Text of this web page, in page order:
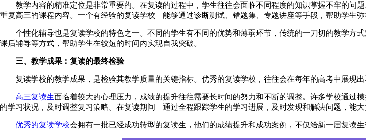
教学内容的精准定位是非常重要的。在复读的过程中，学生往往会面临不同程度的知识掌握不牢的问
重复高三的课程内容。一个有经验的复读学校，能够通过诊断测试、错题集、专题讲座等手段，帮助学生弥
个性化辅导也是复读学校的特色之一。不同的学生有不同的优势和薄弱环节，传统的一刀切的教学方式
课后辅导等方式，帮助学生在较短的时间内实现自我突破。
三、教学成果：复读的最终检验
复读学校的教学成果，是检验其教学质量的关键指标。优秀的复读学校，往往会在每年的高考中展现出
高三复读生面临着较大的心理压力，成绩的提升往往需要长时间的努力和不断的调整。许多学校通过
的学习状况，及时调整复习策略。在复读期间，通过全程跟踪学生的学习进展，及时发现和解决问题，能大
优秀的复读学校会拥有一批已经成功转型的复读生，他们的成绩提升和成功案例，不仅给新一届复读